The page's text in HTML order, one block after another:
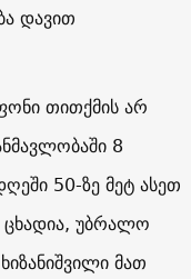
დავით
თითქმის არ
8
50-ზე მეტ ასეთ
ცხადია, უბრალო
მათ